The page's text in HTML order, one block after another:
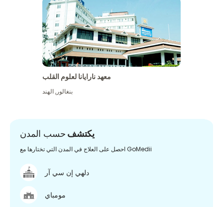
معهد نارايانا لعلوم القلب
بنغالور,الهند
يكتشف حسب المدن
احصل على العلاج في المدن التي تختارها مع GoMedii
دلهي إن سي آر
مومباي